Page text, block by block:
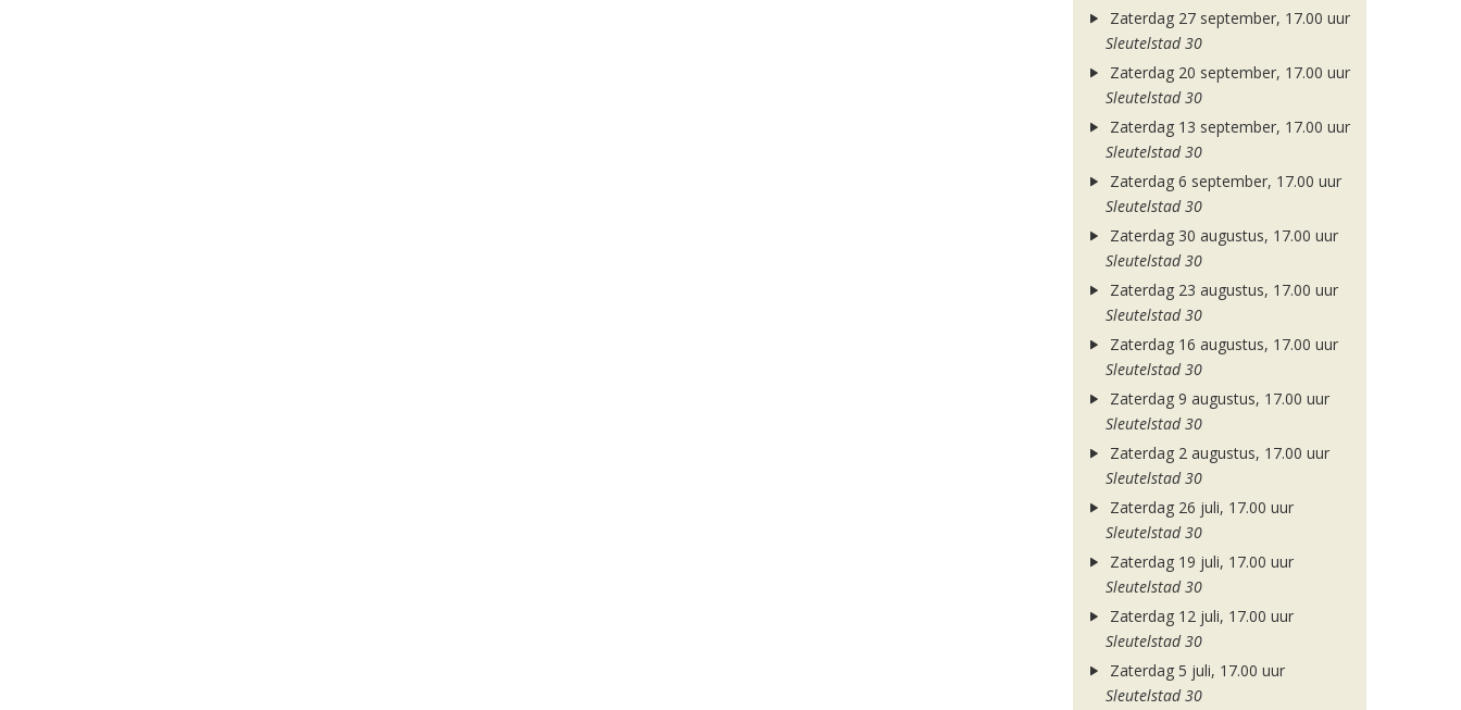
Zaterdag 27 september, 17.00 uur
Sleutelstad 30
Zaterdag 20 september, 17.00 uur
Sleutelstad 30
Zaterdag 13 september, 17.00 uur
Sleutelstad 30
Zaterdag 6 september, 17.00 uur
Sleutelstad 30
Zaterdag 30 augustus, 17.00 uur
Sleutelstad 30
Zaterdag 23 augustus, 17.00 uur
Sleutelstad 30
Zaterdag 16 augustus, 17.00 uur
Sleutelstad 30
Zaterdag 9 augustus, 17.00 uur
Sleutelstad 30
Zaterdag 2 augustus, 17.00 uur
Sleutelstad 30
Zaterdag 26 juli, 17.00 uur
Sleutelstad 30
Zaterdag 19 juli, 17.00 uur
Sleutelstad 30
Zaterdag 12 juli, 17.00 uur
Sleutelstad 30
Zaterdag 5 juli, 17.00 uur
Sleutelstad 30